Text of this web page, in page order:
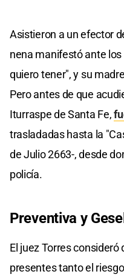
Asistieron a un efector
nena manifestó ante
quiero tener", y su
Pero antes de que
Iturraspe de Santa Fe,
trasladadas hasta la
de Julio 2663-, desde
policía.
Preventiva y Gesell
El juez Torres
presentes tanto el